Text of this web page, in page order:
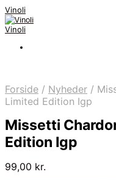
Vinoli
Vinoli
Forside / Nyheder /
Limited Edition Igp
Missetti
Edition Igp
99,00 kr.